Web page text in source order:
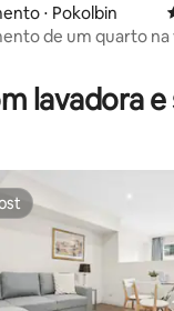
de 5, 38
⋅ Pokolbin
de um quarto na
lavadora e